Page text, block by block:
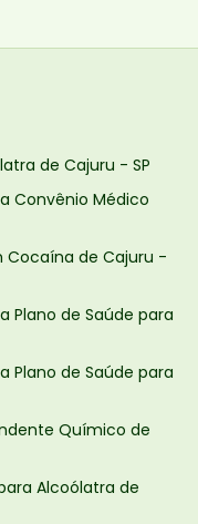
de Cajuru - SP
Convênio Médico
de Cajuru -
Plano de Saúde para
Plano de Saúde para
Químico de
Alcoólatra de